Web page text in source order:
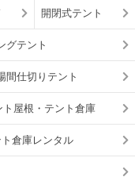
開閉式テント
グテント
間仕切りテント
ト屋根・テント倉庫
倉庫レンタル